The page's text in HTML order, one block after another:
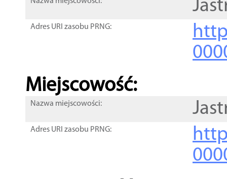
Adres URI zasobu PRNG:
Miejscowość:
Nazwa miejscowości:
Adres URI zasobu PRNG: